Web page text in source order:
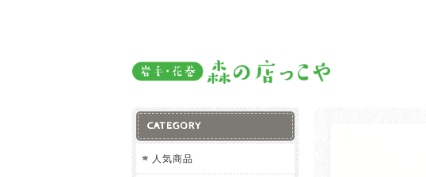
CATEGORY
人気商品